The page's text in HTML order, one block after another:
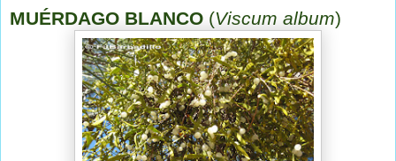
MUÉRDAGO BLANCO (Viscum album)